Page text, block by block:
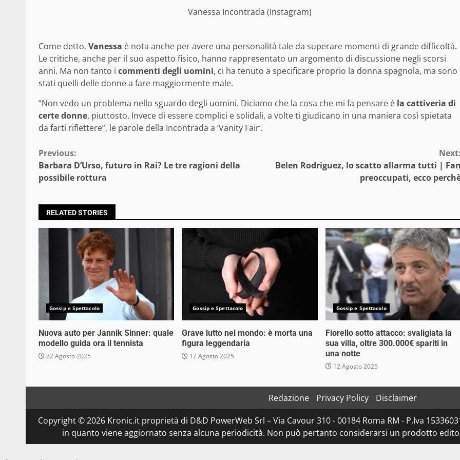
Vanessa Incontrada (Instagram)
Come detto, Vanessa è nota anche per avere una personalità tale da superare momenti di grande difficoltà.
Le critiche, anche per il suo aspetto fisico, hanno rappresentato un argomento di discussione negli scorsi
anni. Ma non tanto i commenti degli uomini, ci ha tenuto a specificare proprio la donna spagnola, ma sono
stati quelli delle donne a fare maggiormente male.
“Non vedo un problema nello sguardo degli uomini. Diciamo che la cosa che mi fa pensare è la cattiveria di
certe donne, piuttosto. Invece di essere complici e solidali, a volte ti giudicano in una maniera così spietata
da farti riflettere”, le parole della Incontrada a ‘Vanity Fair’.
Continue
Reading
Previous:
Barbara D’Urso, futuro in Rai? Le tre ragioni della
possibile rottura
Next:
Belen Rodriguez, lo scatto allarma tutti | Fan
preoccupati, ecco
RELATED STORIES
Gossip e Spettacolo
Nuova auto per Jannik Sinner: quale
modello guida ora il tennista
22 Agosto 2025
Gossip e Spettacolo
Grave lutto nel mondo: è morta una
figura leggendaria
12 Agosto 2025
Gossip e Spettacolo
Fiorello sotto attacco: svaligiata la
sua villa, oltre 300.000€ spariti in
una notte
12 Agosto 2025
Redazione Privacy Policy
Disclaimer
Copyright © 2026 Kronic.it proprietà di D&D PowerWeb Srl – Via Cavour 310 - 00184 Roma RM - P.Iva
in quanto viene aggiornato senza alcuna periodicità. Non può pertanto considerarsi un prodotto